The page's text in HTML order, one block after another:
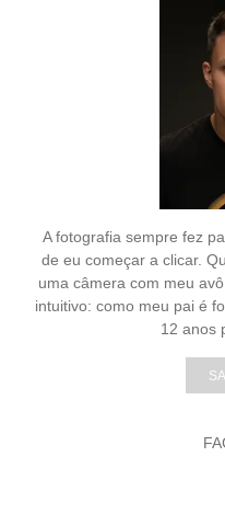
A fotografia sempre fez
de eu começar a clicar.
uma câmera com meu
intuitivo: como meu pai é
12 anos